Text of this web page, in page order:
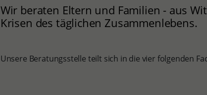
Wir beraten Eltern und Familien - aus
Krisen des täglichen Zusammenlebens.
Unsere Beratungsstelle teilt sich in die vier folgenden